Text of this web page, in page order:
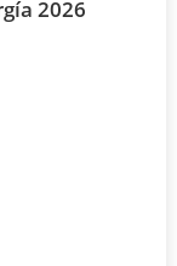
2026